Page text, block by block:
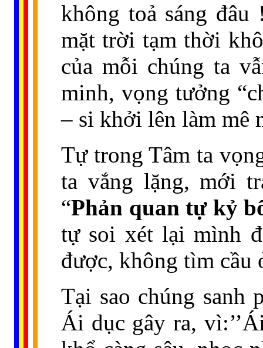
không toả sáng
mặt trời tạm thời
của mỗi chúng ta
minh, vọng tưởng
– si khởi lên làm mê
Tự trong Tâm ta
ta vắng lặng, mới
“Phản quan tự kỷ
tự soi xét lại mình
được, không tìm cầu
Tại sao chúng sanh
Ái dục gây ra,